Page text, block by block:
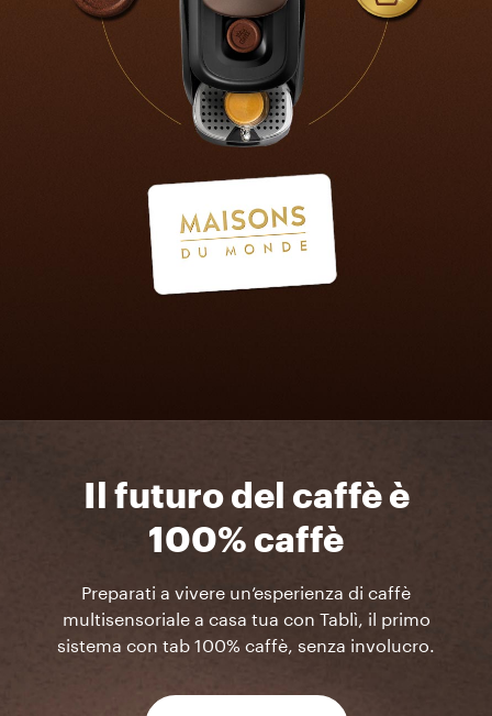
Il futuro del caffè è
100% caffè
Preparati a vivere un’esperienza di caffè
multisensoriale a casa tua con Tablì, il primo
sistema con tab 100% caffè, senza involucro.